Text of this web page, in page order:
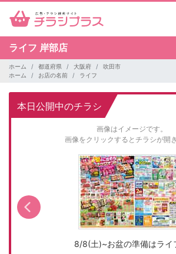
ライフ 岸部店
ホーム 都道府県 大阪府
吹田市
ホーム
お店の名前 ライフ
本日公開中のチラシ
画像はイメージです。
画像をクリックするとチラシが開き
8/8(土)~お盆の準備はライ